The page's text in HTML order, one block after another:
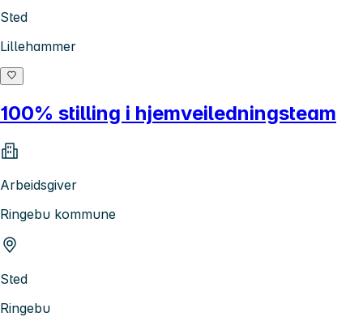
Sted
Lillehammer
100% stilling i hjemveiledningsteam
Arbeidsgiver
Ringebu kommune
Sted
Ringebu